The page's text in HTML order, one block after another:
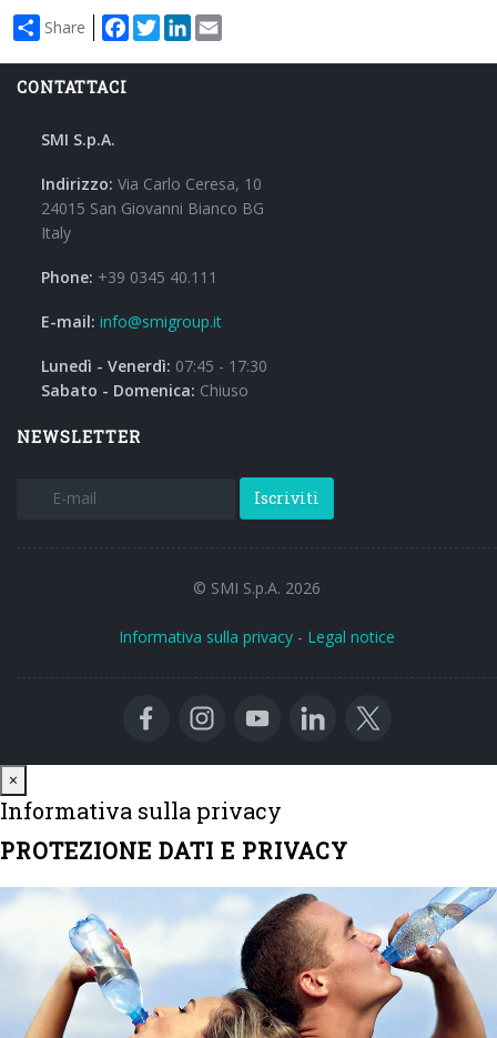
Share Facebook
TwitterLinkedIn
CONTATTACI
SMI S.p.A.
Indirizzo: Via Carlo Ceresa, 10
24015 San Giovanni Bianco BG
Italy
Phone: +39 0345 40.111
E-mail: info@smigroup.it
Lunedì - Venerdì: 07:45 - 17:30
Sabato - Domenica: Chiuso
NEWSLETTER
Iscriviti
© SMI S.p.A. 2026
Informativa sulla privacy - Legal notice
×
Informativa sulla privacy
PROTEZIONE DATI E PRIVACY